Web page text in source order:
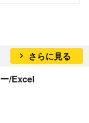
さらに見る
/Excel